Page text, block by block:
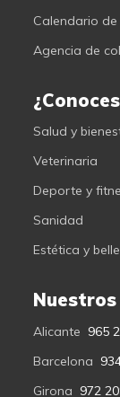
Calendario de
Agencia de
Salud y
Veterinaria
Deporte y
Sanidad
Estética y
Alicante 965
Barcelona
Girona 972